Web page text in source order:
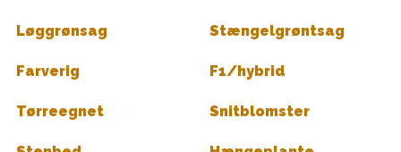
Løggrønsag Stængelgrøntsag
Farverig F1/hybrid
Tørreegnet Snitblomster